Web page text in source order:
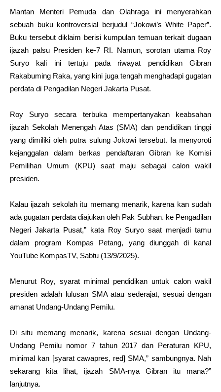
Mantan Menteri Pemuda dan Olahraga ini menyerahkan
sebuah buku kontroversial berjudul “Jokowi’s White Paper”.
Buku tersebut diklaim berisi kumpulan temuan terkait dugaan
ijazah palsu Presiden ke-7 RI. Namun, sorotan utama Roy
Suryo kali ini tertuju pada riwayat pendidikan Gibran
Rakabuming Raka, yang kini juga tengah menghadapi gugatan
perdata di Pengadilan Negeri Jakarta Pusat.
Roy Suryo secara terbuka mempertanyakan keabsahan
ijazah Sekolah Menengah Atas (SMA) dan pendidikan tinggi
yang dimiliki oleh putra sulung Jokowi tersebut. Ia menyoroti
kejanggalan dalam berkas pendaftaran Gibran ke Komisi
Pemilihan Umum (KPU) saat maju sebagai calon wakil
presiden.
Kalau ijazah sekolah itu memang menarik, karena kan sudah
ada gugatan perdata diajukan oleh Pak Subhan. ke Pengadilan
Negeri Jakarta Pusat,” kata Roy Suryo saat menjadi tamu
dalam program Kompas Petang, yang diunggah di kanal
YouTube KompasTV, Sabtu (13/9/2025).
Menurut Roy, syarat minimal pendidikan untuk calon wakil
presiden adalah lulusan SMA atau sederajat, sesuai dengan
amanat Undang-Undang Pemilu.
Di situ memang menarik, karena sesuai dengan Undang-
Undang Pemilu nomor 7 tahun 2017 dan Peraturan KPU,
minimal kan [syarat cawapres, red] SMA,” sambungnya. Nah
sekarang kita lihat, ijazah SMA-nya Gibran itu mana?”
lanjutnya.